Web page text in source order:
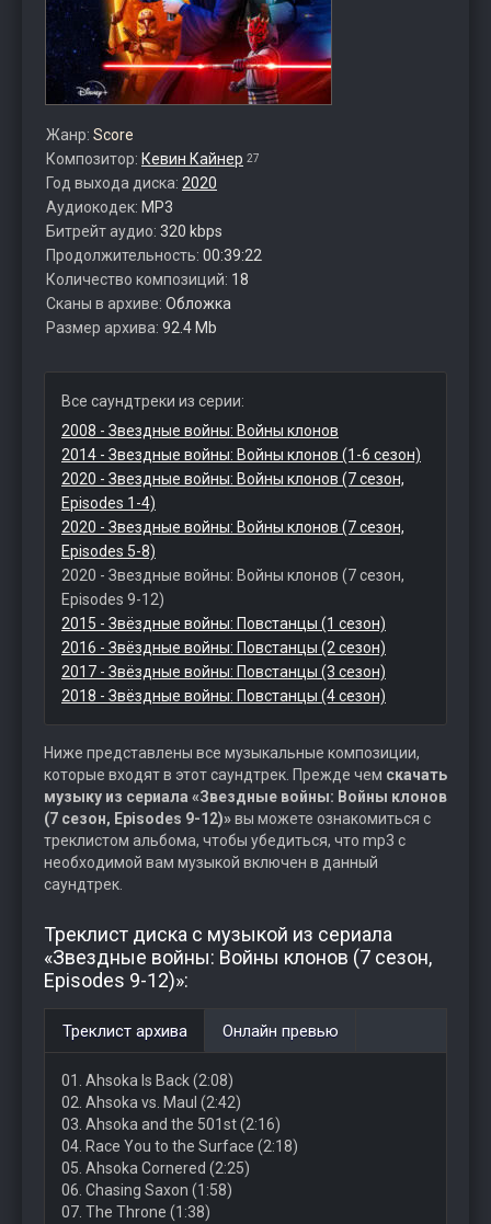
Жанр: Score
Композитор: Кевин Кайнер 27
Год выхода диска: 2020
Аудиокодек: MP3
Битрейт аудио: 320 kbps
Продолжительность: 00:39:22
Количество композиций: 18
Сканы в архиве: Обложка
Размер архива: 92.4 Mb
Все саундтреки из серии:
2008 - Звездные войны: Войны клонов
2014 - Звездные войны: Войны клонов (1-6 сезон)
2020 - Звездные войны: Войны клонов (7 сезон,
Episodes 1-4)
2020 - Звездные войны: Войны клонов (7 сезон,
Episodes 5-8)
2020 - Звездные войны: Войны клонов (7 сезон,
Episodes 9-12)
2015 - Звёздные войны: Повстанцы (1 сезон)
2016 - Звёздные войны: Повстанцы (2 сезон)
2017 - Звёздные войны: Повстанцы (3 сезон)
2018 - Звёздные войны: Повстанцы (4 сезон)
Ниже представлены все музыкальные композиции,
которые входят в этот саундтрек. Прежде чем скачать
музыку из сериала «Звездные войны: Войны клонов
(7 сезон, Episodes 9-12)»вы можете ознакомиться с
треклистом альбома, чтобы убедиться, что mp3 с
необходимой вам музыкой включен в данный
саундтрек.
Треклист диска с музыкой из сериала
«Звездные войны: Войны клонов (7 сезон,
Episodes 9-12)»:
Треклист архива Онлайн превью
01. Ahsoka Is Back (2:08)
02. Ahsoka vs. Maul (2:42)
03. Ahsoka and the 501st (2:16)
04. Race You to the Surface (2:18)
05. Ahsoka Cornered (2:25)
06. Chasing Saxon (1:58)
07. The Throne (1:38)